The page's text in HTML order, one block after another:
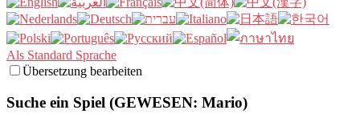
Als Standard Sprache
Übersetzung bearbeiten
Suche ein Spiel (GEWESEN: Mario)